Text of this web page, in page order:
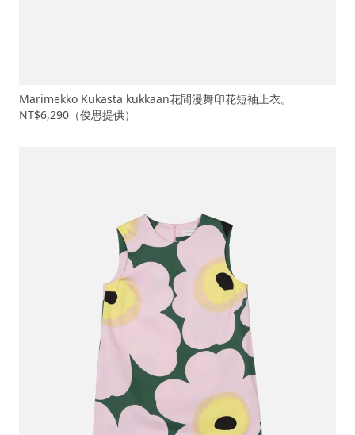
Marimekko Kukasta kukkaan花間漫舞印花短袖上衣。
NT$6,290（俊思提供）